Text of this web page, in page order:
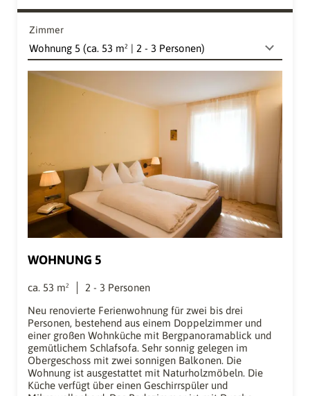
Zimmer
WOHNUNG 5
ca. 53 m² 2 - 3 Personen
Neu renovierte Ferienwohnung für zwei bis drei
Personen, bestehend aus einem Doppelzimmer und
einer großen Wohnküche mit Bergpanoramablick und
gemütlichem Schlafsofa. Sehr sonnig gelegen im
Obergeschoss mit zwei sonnigen Balkonen. Die
Wohnung ist ausgestattet mit Naturholzmöbeln. Die
Küche verfügt über einen Geschirrspüler und